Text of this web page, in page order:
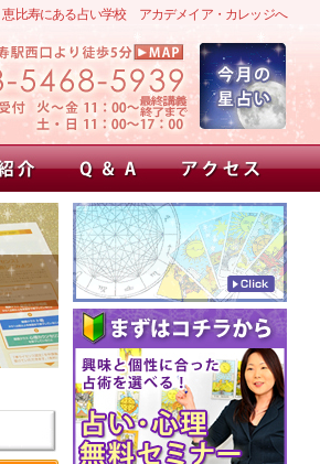
比寿にある占い学校 アカデメイア・カレッジへ